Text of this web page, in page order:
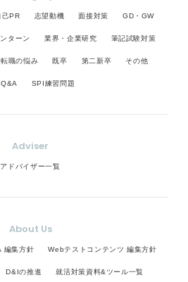
己PR 志望動機 面接対策 GD・GW
ターン 業界・企業研究 筆記試験対策
職の悩み 既卒 第二新卒 その他
SPI練習問題
Adviser
アドバイザー一覧
About Us
編集方針 Webテストコンテンツ 編集方針
D&Iの推進 就活対策資料&ツール一覧